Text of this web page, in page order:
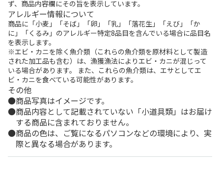
ず、商品内容欄にその旨を表示しています。
アレルギー情報について
商品に「小麦」「そば」「卵」「乳」「落花生」「えび」「か
に」「くるみ」のアレルギー特定8品目を含んでいる場合に品目名
を表示します。
※エビ・カニを除く魚介類（これらの魚介類を原材料として製造
された加工品も含む）は、漁獲漁法によりエビ・カニが混じって
いる場合があります。 また、これらの魚介類は、エサとしてエ
ビ・カニを食べている可能性があります。
その他
商品写真はイメージです。
商品内容として記載されていない「小道具類」はお届け
する商品に含まれておりません。
商品の色は、ご覧になるパソコンなどの環境により、実
際と異なる場合があります。